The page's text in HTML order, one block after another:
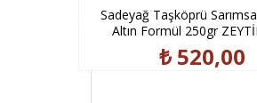
Sadeyağ Taşköprü
Altın Formül 250gr
₺ 520,00